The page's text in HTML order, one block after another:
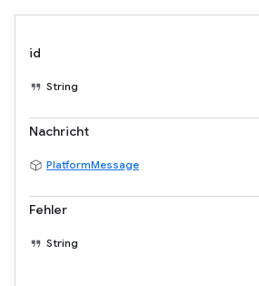
id
String
Nachricht
PlatformMessage
Fehler
String